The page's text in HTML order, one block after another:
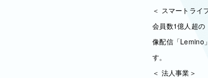
＜ スマートライ
会員数1億人超の
像配信「Lemino
す。
＜ 法人事業＞